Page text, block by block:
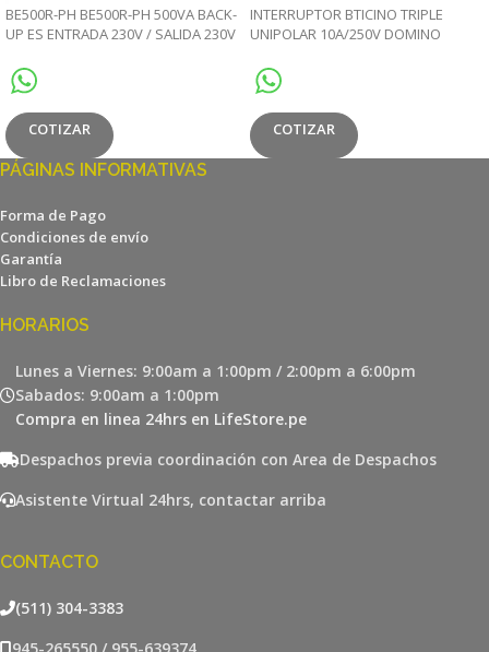
BE500R-PH BE500R-PH 500VA BACK-
UP ES ENTRADA 230V / SALIDA 230V
COTIZAR
INTERRUPTOR BTICINO TRIPLE
UNIPOLAR 10A/250V DOMINO
COTIZAR
PÁGINAS INFORMATIVAS
Forma de Pago
Condiciones de envío
Garantía
Libro de Reclamaciones
HORARIOS
Lunes a Viernes: 9:00am a 1:00pm / 2:00pm a 6:00pm
Sabados: 9:00am a 1:00pm
Compra en linea 24hrs en LifeStore.pe
Despachos previa coordinación con Area de Despachos
Asistente Virtual 24hrs, contactar arriba
CONTACTO
(511) 304-3383